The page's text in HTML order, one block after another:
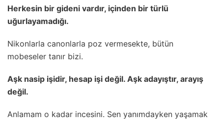
Herkesin bir gideni vardır, içinden bir türlü
uğurlayamadığı.
Nikonlarla canonlarla poz vermesekte, bütün
mobeseler tanır bizi.
Aşk nasip işidir, hesap işi değil. Aşk adayıştır, arayış
değil.
Anlamam o kadar incesini. Sen yanımdayken yaşamak